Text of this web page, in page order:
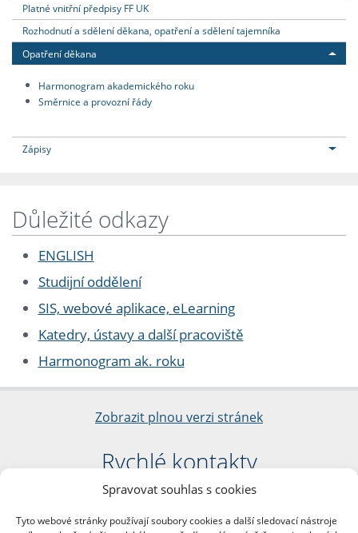
Spravovat souhlas s cookies
Tyto webové stránky používají soubory cookies a další sledovací nástroje
Platné vnitřní předpisy FF UK
Rozhodnutí a sdělení děkana, opatření a sdělení tajemníka
Opatření děkana
Harmonogram akademického roku
Směrnice a provozní řády
Zápisy
Důležité odkazy
ENGLISH
Studijní oddělení
SIS, webové aplikace, eLearning
Katedry, ústavy a další pracoviště
Harmonogram ak. roku
Zobrazit plnou verzi stránek
Rychlé kontakty
Filozofická fakulta
nám. Jana Palacha 1/2